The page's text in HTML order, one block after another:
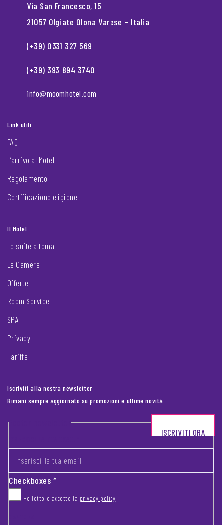
Via San Francesco, 15
21057 Olgiate Olona Varese – Italia
(+39) 0331 327 569
(+39) 393 894 3740
info@moomhotel.com
Link utili
FAQ
L’arrivo al Motel
Regolamento
Certificazione e igiene
Il Motel
Le suite a tema
Le Camere
Offerte
Room Service
SPA
Privacy
Tariffe
Iscriviti alla nostra newsletter
Rimani sempre aggiornato su promozioni e ultime novità
Footer newsletter
Checkboxes*
Ho letto e accetto la privacy policy
ISCRIVITI ORA